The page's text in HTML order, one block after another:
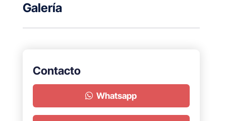
Galería
Contacto
Whatsapp